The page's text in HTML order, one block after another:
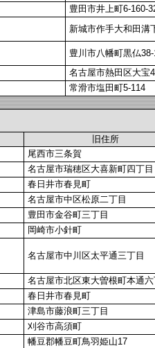
豊田市井上町6-160-
新城市作手大和田溝
豊川市八幡町黒仏
名古屋市熱田区大宝
常滑市塩田町5-114
旧住所
尾西市三条賀
名古屋市瑞穂区大喜新町四丁目
春日井市春見町
名古屋市中区松原二丁目
豊田市金谷町三丁目
岡崎市小針町
名古屋市中川区太平通三丁目
名古屋市北区東大曽根町本通
春日井市春見町
津島市藤浪町三丁目
刈谷市高須町
幡豆郡幡豆町鳥羽姫山17